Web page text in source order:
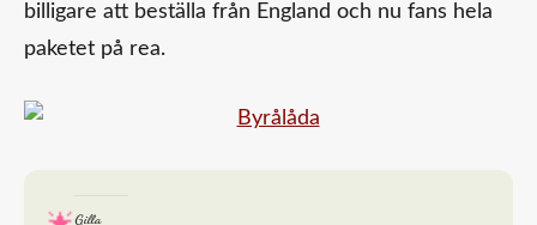
billigare att beställa från England och nu fans hela
paketet på rea.
Gilla